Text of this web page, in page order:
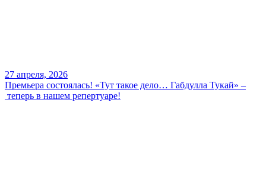
27 апреля, 2026
Премьера состоялась! «Тут такое дело… Габдулла Тукай» –
теперь в нашем репертуаре!